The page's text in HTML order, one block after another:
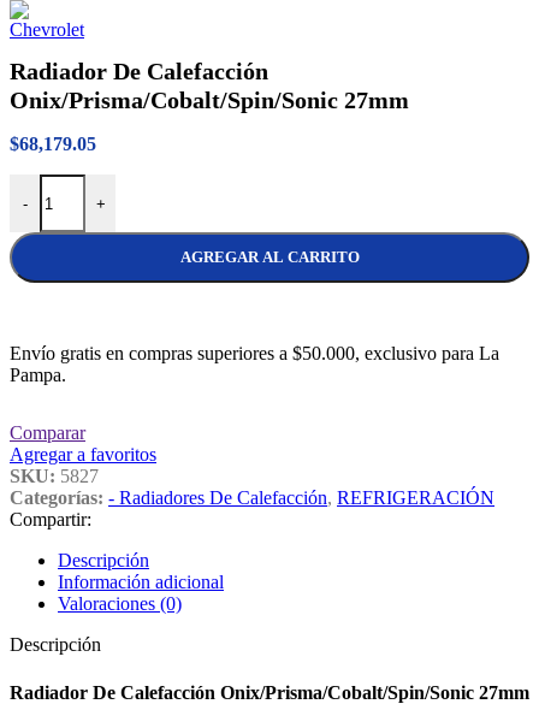
Radiador De Calefacción
Onix/Prisma/Cobalt/Spin/Sonic 27mm
$68,179.05
-
Radiador De Calefacción Onix/Prisma/Cobalt/Spin/Sonic 27mm
+
AGREGAR AL CARRITO
Envío gratis en compras superiores a $50.000, exclusivo para La
Pampa.
Comparar
Agregar a favoritos
SKU: 5827
Categorías: - Radiadores De Calefacción, REFRIGERACIÓN
Compartir:
Descripción
Información adicional
Valoraciones (0)
Descripción
Radiador De Calefacción Onix/Prisma/Cobalt/Spin/Sonic 27mm